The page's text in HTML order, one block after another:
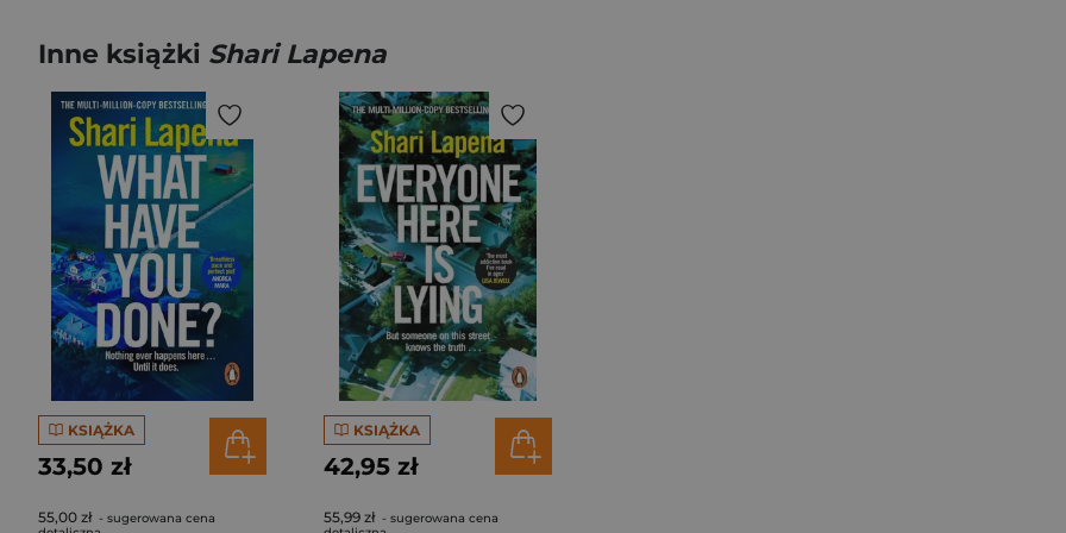
Inne książki Shari Lapena
KSIĄŻKA
33,50 zł
55,00 zł - sugerowana cena
KSIĄŻKA
42,95 zł
55,99 zł - sugerowana cena